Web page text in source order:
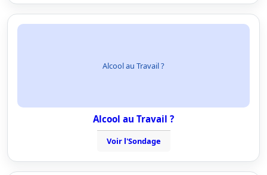
Alcool au Travail ?
Alcool au Travail ?
Voir l'Sondage